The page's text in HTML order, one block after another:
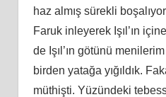
haz almış sürekli
Faruk inleyerek Işıl’ın
de Işıl’ın götünü
birden yatağa yığıldık.
müthişti. Yüzündeki